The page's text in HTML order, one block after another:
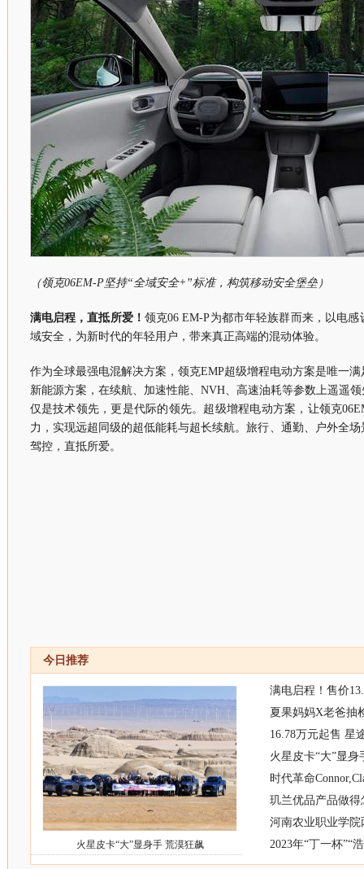
（领克06EM-P坚持“全域安全+”标准，构筑移动安全堡垒）
满电启程，直抵所爱！ 领克06 EM-P为都市年轻族群而来，以电
域安全，为新时代的年轻用户，带来真正高端的混动体验。
作为全球最强电混解决方案，领克EMP超级增程电动方案是唯一
新能源方案，在续航、加速性能、NVH、高速油耗等参数上遥遥
仅是技术领先，更是代际的领先。超级增程电动方案，让领克
力，实现远超同级的超低能耗与超长续航。旅行、通勤、户外全
驾控，直抵所爱。
今日推荐
火星皮卡“大”显身手 荒漠狂飙
满电启程！售价
夏果妈妈X老爸抽
16.78万元起售 星
火星皮卡“大”显
时代革命
玑兰优品产品做
河南农业职业学
2023年“丁一杯”“